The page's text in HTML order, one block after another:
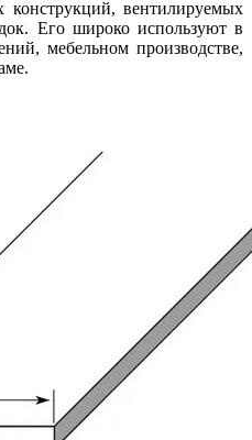
конструкций, вентилируемых
Его широко используют в
мебельном производстве,